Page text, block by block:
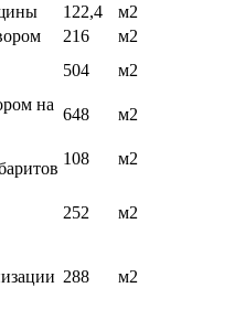
122,4
м2
216
м2
504
м2
на
648
м2
108
м2
252 м2
288 м2